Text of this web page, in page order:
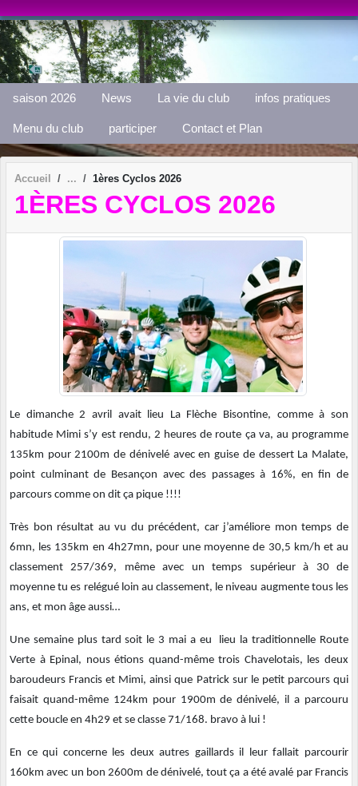
saison 2026 News La vie du club infos pratiques
Menu du club participer Contact et Plan
Accueil 1ères Cyclos 2026
1ÈRES CYCLOS 2026
Le dimanche 2 avril avait lieu La Flèche Bisontine, comme à son
habitude Mimi s’y est rendu, 2 heures de route ça va, au programme
135km pour 2100m de dénivelé avec en guise de dessert La Malate,
point culminant de Besançon avec des passages à 16%, en fin de
parcours comme on dit ça pique !!!!
Très bon résultat au vu du précédent, car j’améliore mon temps de
6mn, les 135km en 4h27mn, pour une moyenne de 30,5 km/h et au
classement 257/369, même avec un temps supérieur à 30 de
moyenne tu es relégué loin au classement, le niveau augmente tous les
ans, et mon âge aussi…
Une semaine plus tard soit le 3 mai a eu lieu la traditionnelle Route
Verte à Epinal, nous étions quand-même trois Chavelotais, les deux
baroudeurs Francis et Mimi, ainsi que Patrick sur le petit parcours qui
faisait quand-même 124km pour 1900m de dénivelé, il a parcouru
cette boucle en 4h29 et se classe 71/168. bravo à lui !
En ce qui concerne les deux autres gaillards il leur fallait parcourir
160km avec un bon 2600m de dénivelé, tout ça a été avalé par Francis